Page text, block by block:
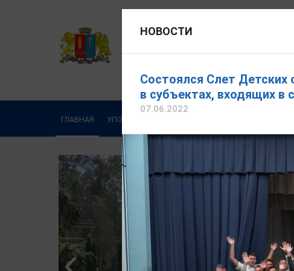
ГЛАВНАЯ УПОЛНОМОЧЕННЫЙ
Протасевич Светлана
Написать обращение
НОВОСТИ
Состоялся Слет Детских
в субъектах, входящих в
07.06.2022